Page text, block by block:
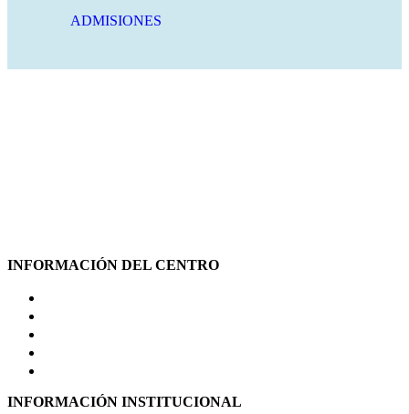
ADMISIONES
INFORMACIÓN DEL CENTRO
INFORMACIÓN INSTITUCIONAL